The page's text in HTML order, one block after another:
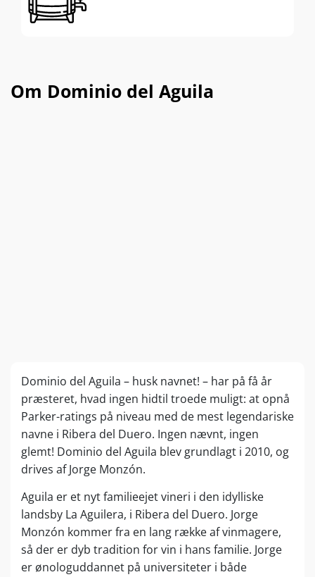
Om Dominio del Aguila
Dominio del Aguila – husk navnet! – har på få år
præsteret, hvad ingen hidtil troede muligt: at opnå
Parker-ratings på niveau med de mest legendariske
navne i Ribera del Duero. Ingen nævnt, ingen
glemt! Dominio del Aguila blev grundlagt i 2010, og
drives af Jorge Monzón.
Aguila er et nyt familieejet vineri i den idylliske
landsby La Aguilera, i Ribera del Duero. Jorge
Monzón kommer fra en lang række af vinmagere,
så der er dyb tradition for vin i hans familie. Jorge
er ønologuddannet på universiteter i både